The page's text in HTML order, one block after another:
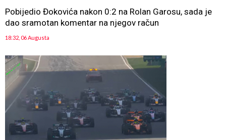
Pobijedio Đokovića nakon 0:2 na Rolan Garosu, sada je
dao sramotan komentar na njegov račun
18:32, 06 Augusta